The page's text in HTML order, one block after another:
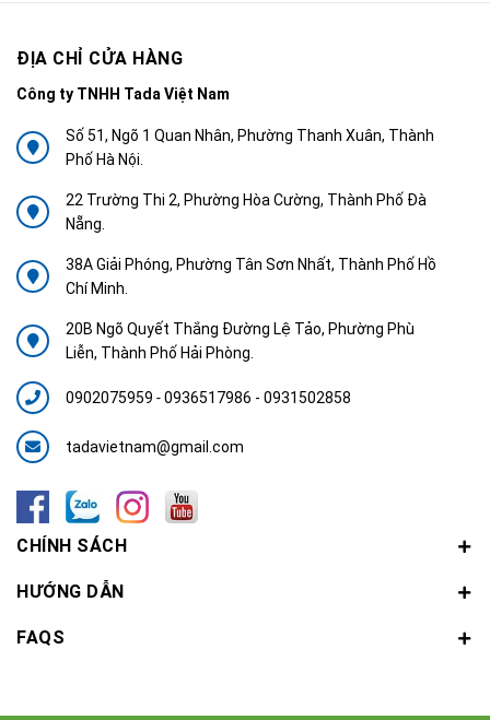
ĐỊA CHỈ CỬA HÀNG
Công ty TNHH Tada Việt Nam
Số 51, Ngõ 1 Quan Nhân, Phường Thanh Xuân, Thành
Phố Hà Nội.
22 Trường Thi 2, Phường Hòa Cường, Thành Phố Đà
Nẵng.
38A Giải Phóng, Phường Tân Sơn Nhất, Thành Phố Hồ
Chí Minh.
20B Ngõ Quyết Thắng Đường Lệ Tảo, Phường Phù
Liễn, Thành Phố Hải Phòng.
0902075959 -0936517986 - 0931502858
tadavietnam@gmail.com
CHÍNH SÁCH
HƯỚNG DẪN
FAQS